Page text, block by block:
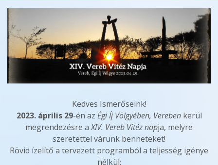
Kedves Ismerőseink!
2023. április 29-én az Égi Íj Völgyében, Verebenkerül
megrendezésre aXIV. Vereb Vitéz napja, melyre
szeretettel várunk benneteket!
Rövid ízelítő a tervezett programból a teljesség igénye
nélkül: